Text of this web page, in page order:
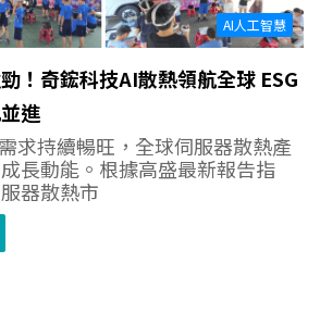
AI人工智慧
！奇鋐科技AI散熱領航全球 ESG
進
求持續暢旺，全球伺服器散熱產
長動能。根據高盛最新報告指
器散熱市